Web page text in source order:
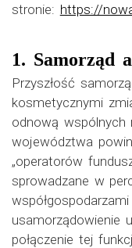
stronie: https://
1. Samorząd
Przyszłość
kosmetycznymi
odnową wspólnych
województwa
„operatorów
sprowadzane w
usamorządowienie
połączenie tej